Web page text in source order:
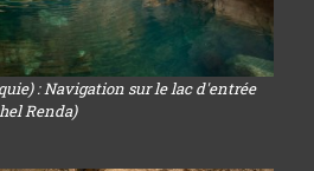
: Navigation sur le lac d'entrée
Renda)